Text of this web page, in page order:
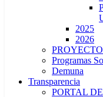
2025
2026
Programas
Demuna
Transparencia
PORTAL